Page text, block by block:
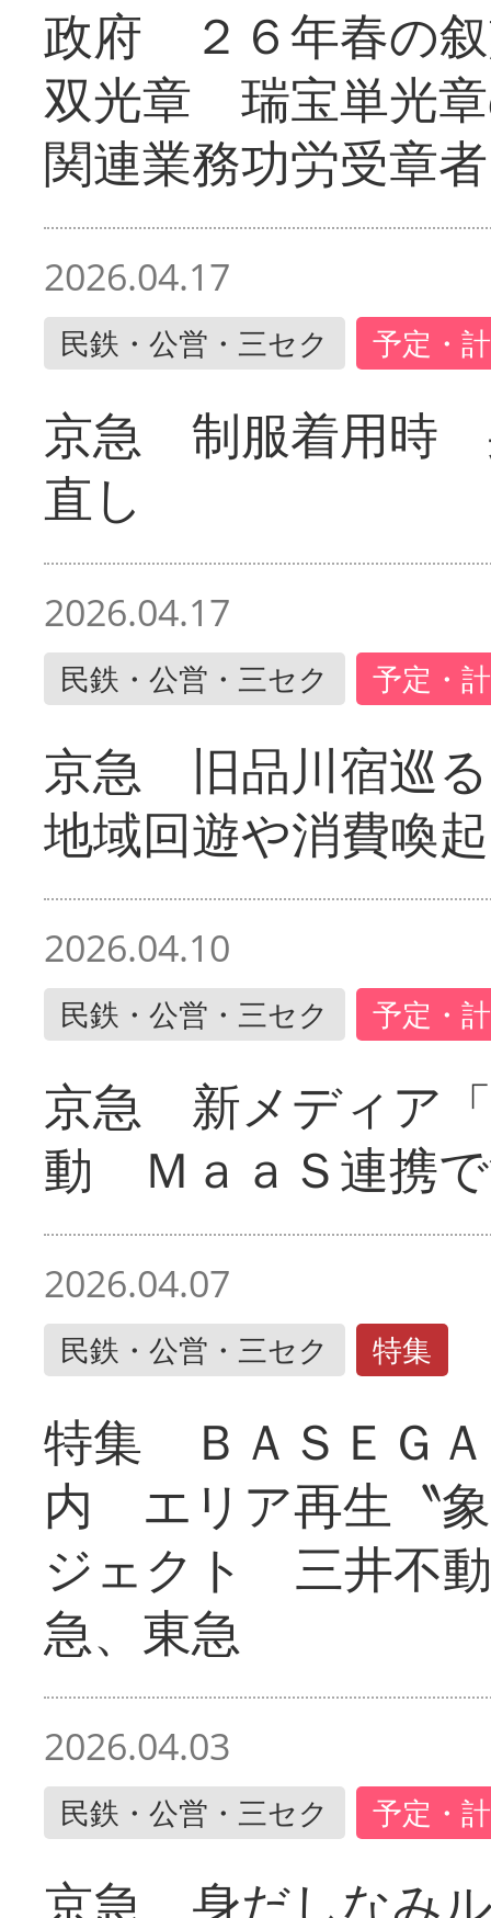
政府 ２６年春の
双光章 瑞宝単光
関連業務功労受章者
2026.04.17
民鉄・公営・三セク 予定・
京急 制服着用時
直し
2026.04.17
民鉄・公営・三セク 予定・
京急 旧品川宿巡
地域回遊や消費喚起
2026.04.10
民鉄・公営・三セク 予定・
京急 新メディア
動 ＭａａＳ連携
2026.04.07
民鉄・公営・三セク 特集
特集 ＢＡＳＥＧ
内 エリア再生〝
ジェクト 三井不
急、東急
2026.04.03
民鉄・公営・三セク 予定・
京急 身だしなみ